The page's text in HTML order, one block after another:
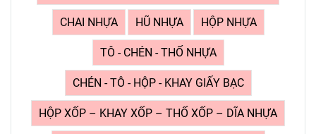
CHAI NHỰA HŨ NHỰA HỘP NHỰA
TÔ - CHÉN - THỐ NHỰA
CHÉN - TÔ - HỘP - KHAY GIẤY BẠC
HỘP XỐP – KHAY XỐP – THỐ XỐP – DĨA NHỰA